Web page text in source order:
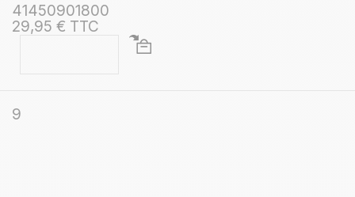
41450901800
29,95 € TTC
9